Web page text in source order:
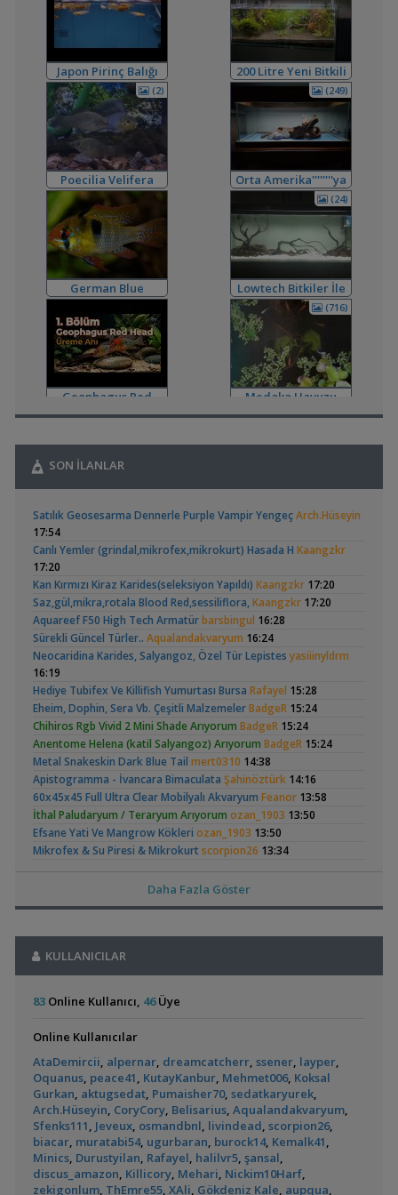
Frontoza Cinsiyetakvaradam
Cinsiyet ve Tür Belirleme
Ciklet Balığı Boy Aldırma 17:00
Ternapi Medaka Pondları 15:33
Akvaryum Tanıtımı
Basit Melek Ve Cuce Vatoz Akvaryumu (200 Litre)saturday
14:01
Akvaryum Tanıtımı
Karidesler Sobo Sf 550f Filtre İçine Kaçabilir Mi
Omurgasızlar
Bitkili Akvaryuma İlk Adım ,12:45
Yeni Üye Forumu
👋 Yeni Gelenler Buradan Merhaba Desinwolk23,12:03
Yeni Üye Forumu
Büyükşehir Belediyesi Çalışıyor,gece 3 😊MasterChiefHakan
10:09
Yeni Üye Forumu
Bitkili Tankda Led Kullanımı dreamcatcherr 09:15
Işık CO2 ve Ekipmanlar
Dıy - Akvaryum Aydınlatması Hakkında Bilgi Minics,01:42
Yeni Üye Forumu
130 Lt 50+ Lepistes İçin8.500 Tl Bütçeli DışfiltreSerpent,
00:15
Yeni Üye Forumu
Akvaredden Gelen Bitkiler
Bitki Türleri ve Bakımı
Akvaryum Tanıtımı
Japon Balığım Yüzeyde Hava Almaya Çalışıyor
18:01
Yeni Üye Forumu
Karides Akvaryumu: Karideslerim Ölüyorugurbaran,17:24
Yeni Üye Forumu
Beta Balığında İdeal Damızlık Yaşı Kaç Aydır?
Yeni Üye Forumu
Filtre ÖnerisiSemihDinçer,17:17
Yeni Üye Forumu
Tek Co2 Tüpü Aynı Anda 2 Akvaryumda Kullanılır Mı?
GETS34,10:03
Işık CO2 ve Ekipmanlar
Klorlu Suya Girmiş Pipo Filtrehoppala,02:22
Filtreleme Seçenekleri
Akvaryum Daki Beyaz İnce SolucanlarAhmet53,23:56
Yeni Üye Forumu
Aquasphere Tr Youtube KanalıIgorVladimir,23:11
Akvaryum Dünyasından Haberler
Vahşi Beta Ve Labirentli Hobicileri, Birleşin!Cyber_Scout
Leonardit Zeminli Akvaryum KurulumuBelisarius,20:14
Akvaryum Tanıtımı
Akvaryum ve Tür Tavsiyesi
Bitki Akvaryumları Genel
37 Litrelik Siyah Neon Tetra Akvaryumum Ahmet53,18:02
Akvaryum Tanıtımı
Red Mangrove (rhizophora Mangle)bilentungul,14:43
Akvaryum Tanıtımı
Dwarf Puffer / Pea Puffer Türkiye’de BesleyenlerFuture07
14:25
Diğer Tatlı Su Canlıları
135 Lt Akvaryum İçin Bu Canlı Sayısı Fazla Mı? Betta_King
Japon Pirinç Balığı
(japanese Rice Fish)
(2)
Poecilia Velifera
German Blue
Ramirezi
Geophagus Red
Head Üreme Süreci
Hongsloi Çiftim Ve
(4)
Betta Antuta
Ramshorn Hakkında
Her Şey
Elma Salyangozu
Güncel
Otocinclus
Siamensis Alg Eater (
Sae )
200 Litre Yeni Bitkili
Tankım
(249)
Orta Amerika''''''''ya
Dönüş
(24)
Lowtech Bitkiler İle
Hobiye Dönüş(716)
Medaka Havuzu
Vatoz Akvaryumu(41)
30x20x20 Ramshorn
Akvaryumu
Leonardit Zeminli
Akvaryum Kurulumu
37 Litrelik Siyah
Neon Tetra
Red Mangrove
Akvaryumum(390)
Küçük Bir Su
Birikintisi :)
SON İLANLAR
Satılık Geosesarma Dennerle Purple Vampir YengeçArch.Hüseyin
17:54
Canlı Yemler (grindal,mikrofex,mikrokurt) Hasada H Kaangzkr
17:20
Kan Kırmızı Kiraz Karides(seleksiyon Yapıldı) Kaangzkr 17:20
Saz,gül,mikra,rotala Blood Red,sessiliflora,Kaangzkr 17:20
Aquareef F50 High Tech Armatürbarsbingul 16:28
Sürekli Güncel Türler.. Aqualandakvaryum 16:24
Neocaridina Karides, Salyangoz, Özel Tür Lepistes yasiiinyldrm
16:19
Hediye Tubifex Ve Killifish Yumurtası Bursa Rafayel 15:28
Eheim, Dophin, Sera Vb. Çeşitli MalzemelerBadgeR 15:24
Chihiros Rgb Vivid 2 Mini Shade Arıyorum BadgeR 15:24
Anentome Helena (katil Salyangoz) Arıyorum BadgeR 15:24
Metal Snakeskin Dark Blue Tail mert0310 14:38
Apistogramma - İvancara Bimaculata Şahinöztürk 14:16
60x45x45 Full Ultra Clear Mobilyalı Akvaryum Feanor 13:58
İthal Paludaryum / Teraryum Arıyorum ozan_1903 13:50
Efsane Yati Ve Mangrow Kökleri ozan_1903 13:50
Mikrofex & Su Piresi & Mikrokurt scorpion26 13:34
L144 Longfin/düz/lda16 Vatozlar scorpion26
Mikrofex-grindal-mikrokurt-sirkekurdu-izya Tubifex
100cm Ceraqua Firefly Armatüregedin13:24
🌿 Makro➕️ Mikro➕ Excel🌲 Akvaryum Gübreleri
Christmass Mossemregungor12:56
12:56
Eheim Biopower 240 İç Filtreblenny
Ful Red Lepistes ÖĞRÜNÇ
Exel , Ramshorm , BitkiCevdetSERBEST11:42
Su Piresi 200 - 300 Adet 100 TlCevdetSERBEST11:42
Moss Teli CevdetSERBEST11:42
Gold Laser Corydoras (3d-6e)Emirk10:58
🐬˚˖𓍢✨໋ 🐋✧˚koleksiyonluk Bitkiler˚˖🐬˚✨໋ 🐋✧˚.🐟 hasancn10:04
Cam Emiş Basış ,gübre Seti 7 Parça
hasancn
10:04
High Tech Paketleri %40 İndimli Tek Pakethasancn10:04
Caridina Serratirostris ( Ninja Karides)dream0709:52
Daha Fazla Göster
KULLANICILAR
83Online Kullanıcı, 46Üye
Online Kullanıcılar
AtaDemircii, alpernar, dreamcatcherr, ssener, layper,
Oquanus, peace41, KutayKanbur, Mehmet006, Koksal
Gurkan, aktugsedat, Pumaisher70, sedatkaryurek,
Arch.Hüseyin, CoryCory, Belisarius, Aqualandakvaryum,
Sfenks111, Jeveux, osmandbnl, livindead, scorpion26,
biacar, muratabi54, ugurbaran, burock14, Kemalk41,
Minics, Durustyilan, Rafayel, halilvr5, şansal,
discus_amazon, Killicory, Mehari, Nickim10Harf,
zekigonlum, ThEmre55, XAli, Gökdeniz Kale, aupqua,